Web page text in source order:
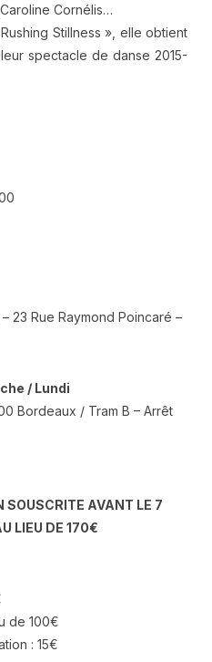
Cornélis…
Stillness », elle obtient
spectacle de danse 2015-
23 Rue Raymond Poincaré –
/ Lundi
Bordeaux / Tram B – Arrêt
SOUSCRITE AVANT LE 7
LIEU DE 170€
de 100€
: 15€